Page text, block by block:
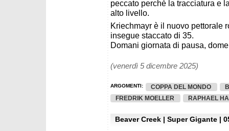
peccato perchè la tracciatura e
alto livello.
Kriechmayr è il nuovo pettorale
insegue staccato di 35.
Domani giornata di pausa,
(venerdì 5 dicembre 2025)
ARGOMENTI: COPPA DEL MONDO
FREDRIK MOELLER
RAPHAEL
Beaver Creek | Super Gigante |